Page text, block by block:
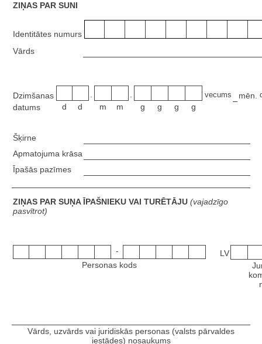
ZIŅAS PAR SUNI
Identitātes numurs
Vārds
Dzimšanas
d
d m m g g g g
vecums mēn.
datums
Šķirne
Apmatojuma krāsa
Īpašās pazīmes
ZIŅAS PAR SUŅA ĪPAŠNIEKU VAI TURĒTĀJU (vajadzīgo
pasvītrot)
-
Personas kods
LV
Vārds, uzvārds vai juridiskās personas (valsts pārvaldes
iestādes) nosaukums